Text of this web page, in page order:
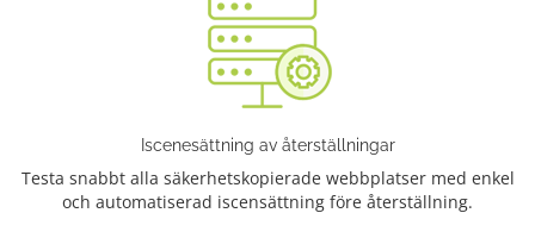
Iscenesättning av återställningar
Testa snabbt alla säkerhetskopierade webbplatser med enkel
och automatiserad iscensättning före återställning.